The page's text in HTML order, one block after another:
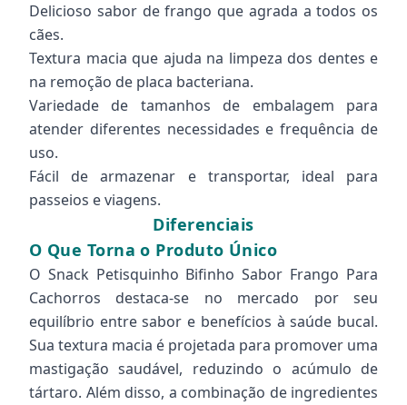
Delicioso sabor de frango que agrada a todos os
cães.
Textura macia que ajuda na limpeza dos dentes e
na remoção de placa bacteriana.
Variedade de tamanhos de embalagem para
atender diferentes necessidades e frequência de
uso.
Fácil de armazenar e transportar, ideal para
passeios e viagens.
Diferenciais
O Que Torna o Produto Único
O Snack Petisquinho Bifinho Sabor Frango Para
Cachorros destaca-se no mercado por seu
equilíbrio entre sabor e benefícios à saúde bucal.
Sua textura macia é projetada para promover uma
mastigação saudável, reduzindo o acúmulo de
tártaro. Além disso, a combinação de ingredientes